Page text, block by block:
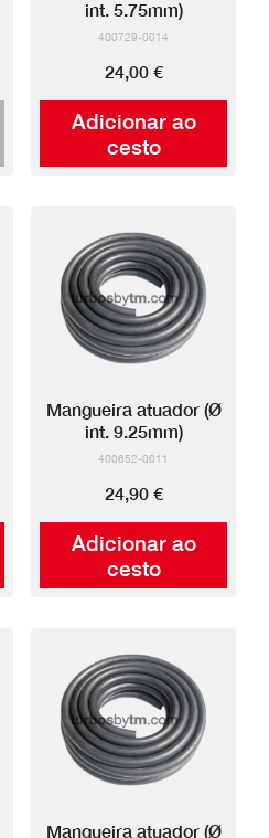
Adicionar ao
cesto
int. 5.75mm)
400729-0014
24,00 €
Adicionar ao
cesto
Mangueira atuador (Ø
int. 9.25mm)
400652-0011
24,90 €
Mangueira atuador (Ø